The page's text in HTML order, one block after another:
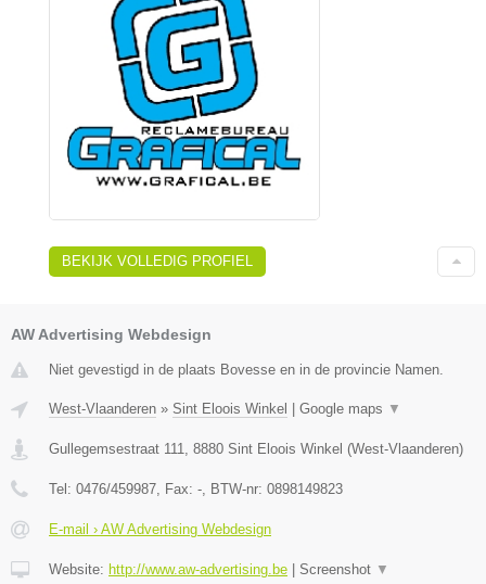
BEKIJK VOLLEDIG PROFIEL
AW Advertising Webdesign
Niet gevestigd in de plaats Bovesse en in de provincie Namen.
West-Vlaanderen » Sint Eloois Winkel Google maps ▼
Gullegemsestraat 111, 8880 Sint Eloois Winkel (West-Vlaanderen)
Tel: 0476/459987, Fax: -, BTW-nr: 0898149823
E-mail › AW Advertising Webdesign
Website: http://www.aw-advertising.be Screenshot ▼